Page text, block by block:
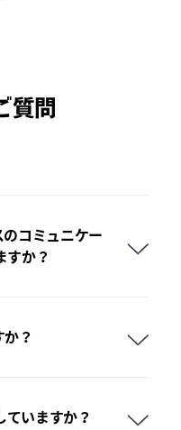
質問
コミュニケー
すか？
？
いますか？